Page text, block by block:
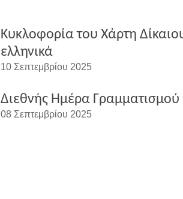
Κυκλοφορία του Χάρτη
ελληνικά
10 Σεπτεμβρίου 2025
Διεθνής Ημέρα Γραμματισμού
08 Σεπτεμβρίου 2025